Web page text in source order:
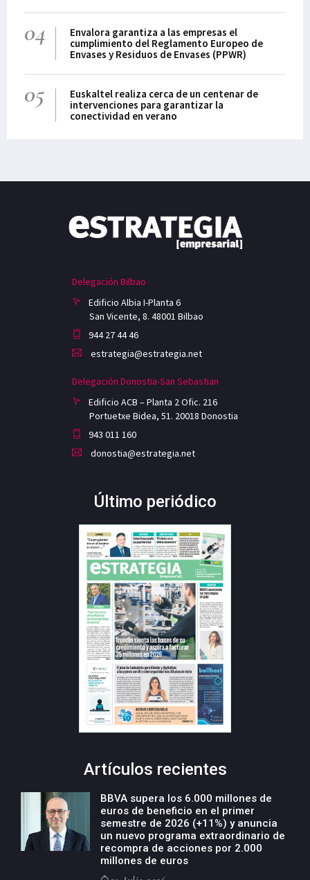
04
Envalora garantiza a las empresas el
cumplimiento del Reglamento Europeo de
Envases y Residuos de Envases (PPWR)
05
Euskaltel realiza cerca de un centenar de
intervenciones para garantizar la
conectividad en verano
Delegación Bilbao
Edificio Albia I-Planta 6
San Vicente, 8. 48001 Bilbao
944 27 44 46
estrategia@estrategia.net
Delegación Donostia-San Sebastian
Edificio ACB – Planta 2 Ofic. 216
Portuetxe Bidea, 51. 20018 Donostia
943 011 160
donostia@estrategia.net
Último periódico
Artículos recientes
BBVA supera los 6.000 millones de
euros de beneficio en el primer
semestre de 2026 (+11%) y anuncia
un nuevo programa extraordinario de
recompra de acciones por 2.000
millones de euros